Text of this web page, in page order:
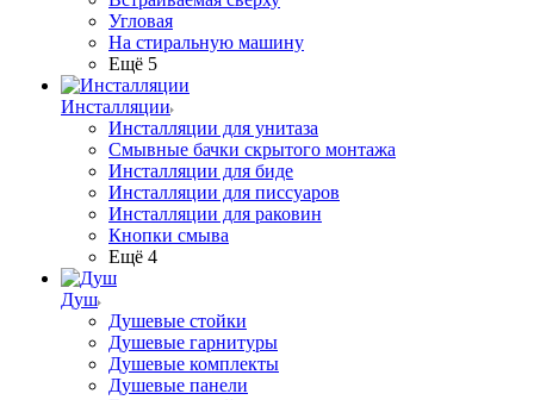
Угловая
На стиральную машину
Ещё 5
Инсталляции
Инсталляции для унитаза
Смывные бачки скрытого монтажа
Инсталляции для биде
Инсталляции для писсуаров
Инсталляции для раковин
Кнопки смыва
Ещё 4
Душ
Душевые стойки
Душевые гарнитуры
Душевые комплекты
Душевые панели